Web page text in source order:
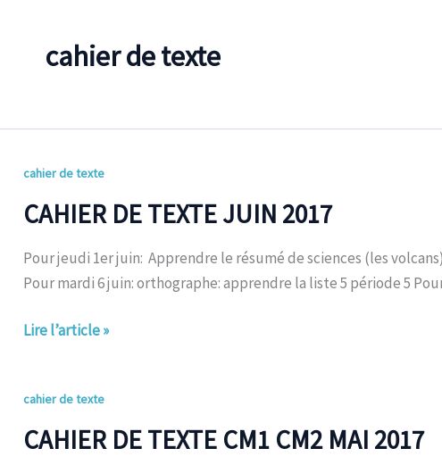
cahier de texte
cahier de texte
CAHIER DE TEXTE JUIN 2017
Pour jeudi 1er juin: Apprendre le résumé de sciences (les
Pour mardi 6 juin: orthographe: apprendre la liste 5 période 5
CAHIER
TEXTE
Lire l’article »
cahier de texte
CAHIER DE TEXTE CM1 CM2 MAI 2017
CAHIER
TEXTE